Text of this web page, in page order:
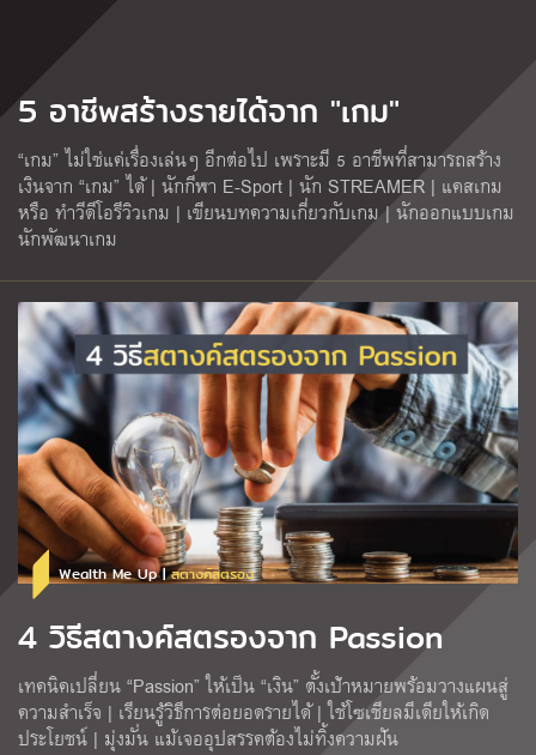
5 อาชีพสร้างรายได้จาก "เกม"
“เกม” ไม่ใช่แค่เรื่องเล่นๆ อีกต่อไป เพราะมี 5 อาชีพที่สามารถสร้าง
เงินจาก “เกม” ได้ | นักกีฬา E-Sport | นัก STREAMER | แคสเกม
หรือ ทำวีดีโอรีวิวเกม | เขียนบทความเกี่ยวกับเกม | นักออกแบบเกม
นักพัฒนาเกม
Wealth Me Up |สตางค์สตรอง
4 วิธีสตางค์สตรองจาก Passion
เทคนิคเปลี่ยน “Passion” ให้เป็น “เงิน” ตั้งเป้าหมายพร้อมวางแผนสู่
ความสำเร็จ | เรียนรู้วิธีการต่อยอดรายได้ | ใช้โซเชียลมีเดียให้เกิด
ประโยชน์ | มุ่งมั่น แม้เจออุปสรรคต้องไม่ทิ้งความฝัน